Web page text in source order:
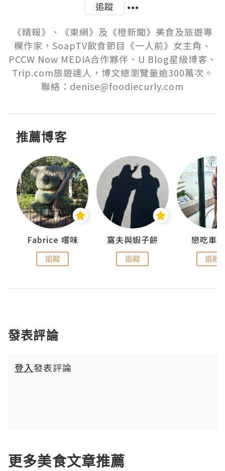
追蹤
《晴報》、《東網》及《橙新聞》美食及旅遊專
欄作家，SoapTV飲食節目《一人前》女主角、
PCCW Now MEDIA合作夥伴、U Blog星級博客、
Trip.com旅遊達人，博文總瀏覽量逾300萬次。
聯絡：denise@foodiecurly.com
推薦博客
Fabrice 嚐味
追蹤
窩夫與蝦子餅
追蹤
戀吃車
追蹤
發表評論
登入發表評論
更多美食文章推薦